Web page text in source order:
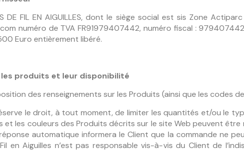
DE FIL EN AIGUILLES, dont le siège social est sis Zone Actiparc
numéro de TVA FR91979407442, numéro fiscal :
Euro entièrement libéré.
les produits et leur disponibilité
des renseignements sur les Produits (ainsi que les codes
le droit, à tout moment, de limiter les quantités et/ou le
et les couleurs des Produits décrits sur le site Web peuvent
automatique informera le Client que la commande ne
en Aiguilles n’est pas responsable vis-à-vis du Client de